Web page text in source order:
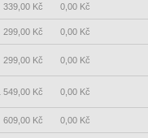
339,00 Kč 0,00 Kč
299,00 Kč 0,00 Kč
299,00 Kč 0,00 Kč
549,00 Kč 0,00 Kč
609,00 Kč 0,00 Kč